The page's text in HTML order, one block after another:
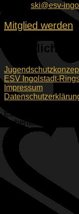
ski@esv-
Mitglied werden
Rechtliches
ESV Ingolstadt-
Impressum
ESV Ingolstadt-
vorbehalten.